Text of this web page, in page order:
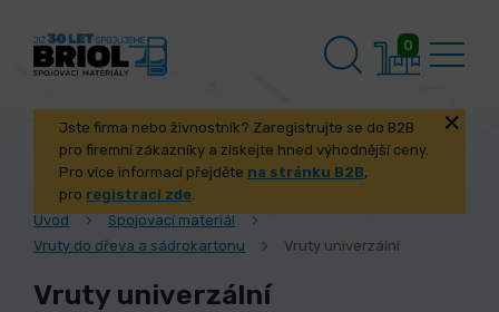
0
Jste firma nebo živnostník? Zaregistrujte se do B2B
pro firemní zákazníky a získejte hned výhodnější ceny.
Pro více informací přejděte na stránku B2B,
pro registraci zde.
Úvod
Spojovací materiál
Vruty do dřeva a sádrokartonu
Vruty univerzální
Vruty univerzální